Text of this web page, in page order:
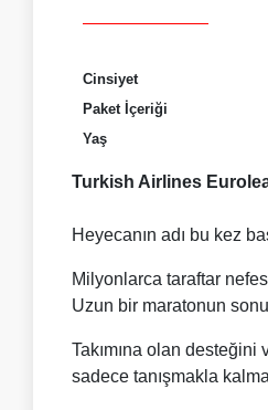
Cinsiyet
Paket İçeriği
Yaş
Turkish Airlines
Heyecanın adı bu kez
Milyonlarca taraftar
Uzun bir maratonun
Takımına olan
sadece tanışmakla